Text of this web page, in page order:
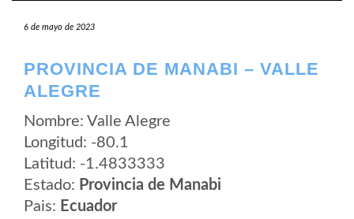
6 de mayo de 2023
PROVINCIA DE MANABI – VALLE
ALEGRE
Nombre: Valle Alegre
Longitud: -80.1
Latitud: -1.4833333
Estado: Provincia de Manabi
Pais: Ecuador